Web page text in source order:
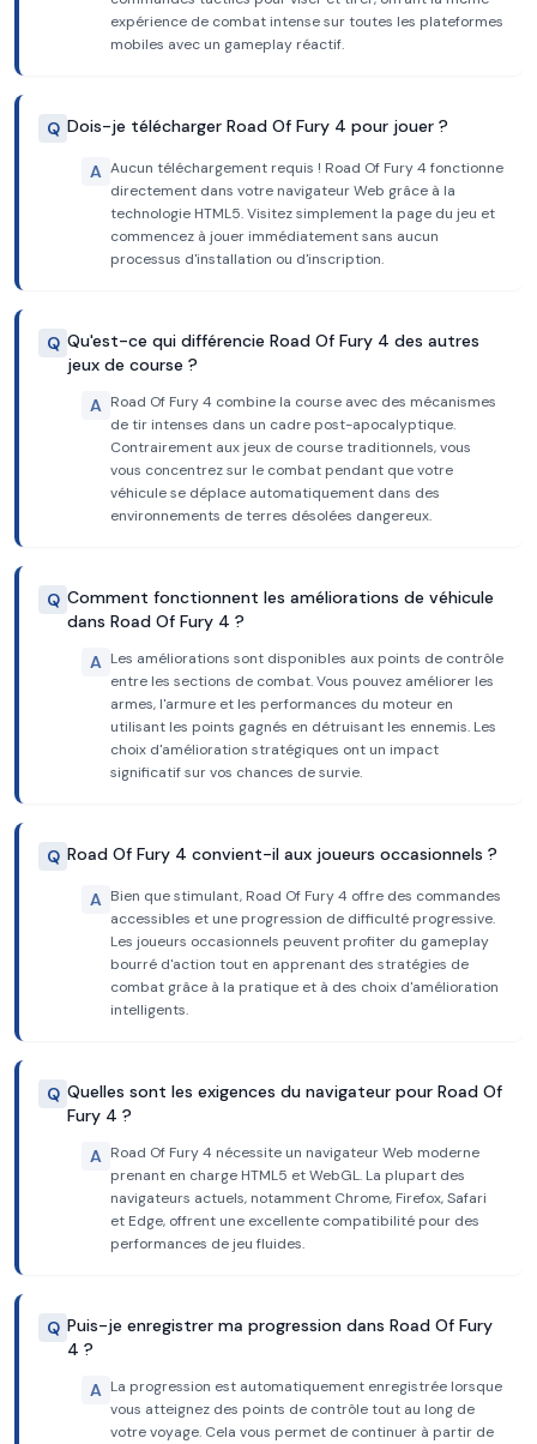
expérience de combat intense sur toutes les plateformes
mobiles avec un gameplay réactif.
Q Dois-je télécharger Road Of Fury 4 pour jouer ?
A Aucun téléchargement requis ! Road Of Fury 4 fonctionne
directement dans votre navigateur Web grâce à la
technologie HTML5. Visitez simplement la page du jeu et
commencez à jouer immédiatement sans aucun
processus d'installation ou d'inscription.
Q Qu'est-ce qui différencie Road Of Fury 4 des autres
jeux de course ?
A Road Of Fury 4 combine la course avec des mécanismes
de tir intenses dans un cadre post-apocalyptique.
Contrairement aux jeux de course traditionnels, vous
vous concentrez sur le combat pendant que votre
véhicule se déplace automatiquement dans des
environnements de terres désolées dangereux.
Q Comment fonctionnent les améliorations de véhicule
dans Road Of Fury 4 ?
A Les améliorations sont disponibles aux points de contrôle
entre les sections de combat. Vous pouvez améliorer les
armes, l'armure et les performances du moteur en
utilisant les points gagnés en détruisant les ennemis. Les
choix d'amélioration stratégiques ont un impact
significatif sur vos chances de survie.
Q Road Of Fury 4 convient-il aux joueurs occasionnels ?
A Bien que stimulant, Road Of Fury 4 offre des commandes
accessibles et une progression de difficulté progressive.
Les joueurs occasionnels peuvent profiter du gameplay
bourré d'action tout en apprenant des stratégies de
combat grâce à la pratique et à des choix d'amélioration
intelligents.
Q Quelles sont les exigences du navigateur pour Road Of
Fury 4 ?
A Road Of Fury 4 nécessite un navigateur Web moderne
prenant en charge HTML5 et WebGL. La plupart des
navigateurs actuels, notamment Chrome, Firefox, Safari
et Edge, offrent une excellente compatibilité pour des
performances de jeu fluides.
Q Puis-je enregistrer ma progression dans Road Of Fury
4 ?
A La progression est automatiquement enregistrée lorsque
vous atteignez des points de contrôle tout au long de
votre voyage. Cela vous permet de continuer à partir de